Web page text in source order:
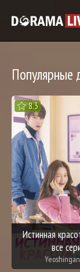
Популярные
8.3
Истинная
все